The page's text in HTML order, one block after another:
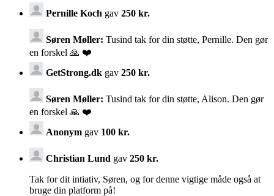
Pernille Koch gav 250 kr.
Søren Møller: Tusind tak for din støtte, Pernille. Den gør
en forskel 🙏 ❤️
GetStrong.dk gav 250 kr.
Søren Møller: Tusind tak for din støtte, Alison. Den gør
en forskel 🙏 ❤️
Anonym gav 100 kr.
Christian Lund gav 250 kr.
Tak for dit intiativ, Søren, og for denne vigtige måde også at
bruge din platform på!